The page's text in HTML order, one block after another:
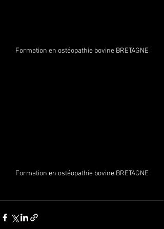
Formation en ostéopathie bovine BRETAGNE
Formation en ostéopathie bovine BRETAGNE